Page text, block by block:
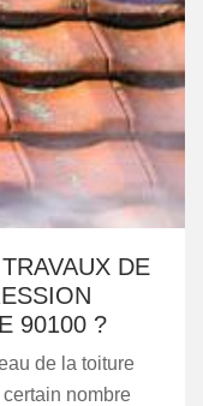
DE
90100 ?
de la toiture
nombre